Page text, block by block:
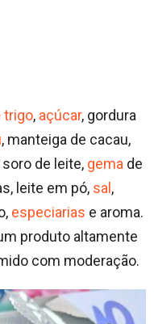
trigo, açúcar, gordura
, manteiga de cacau,
de leite, gema de
leite em pó, sal ,
especiarias e aroma.
produto altamente
com moderação.